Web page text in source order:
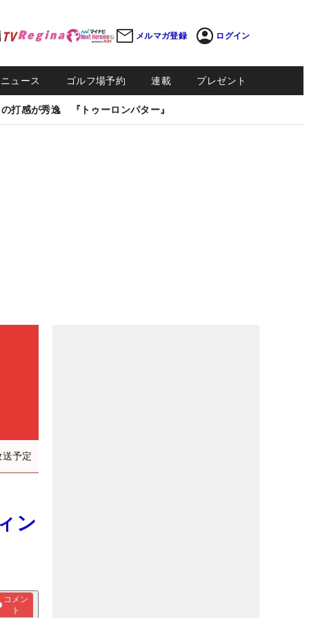
メルマガ登録 ログイン
ュース ゴルフ場予約 連載 プレゼント
打感が秀逸 『トゥーロンパター』
予定
ン
コメン
ト